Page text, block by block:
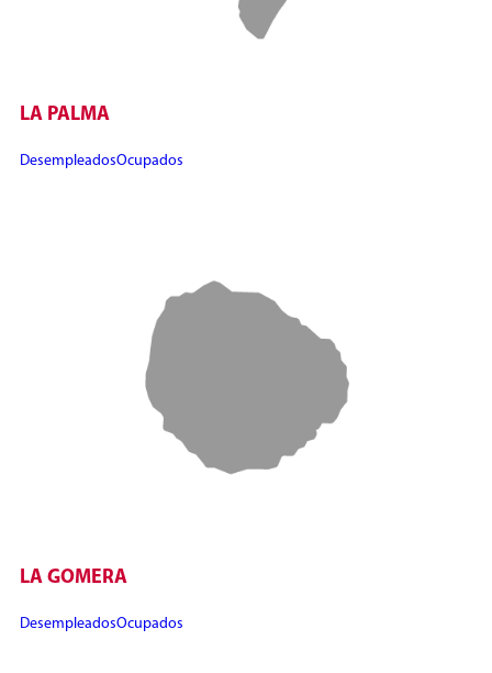
LA PALMA
DesempleadosOcupados
LA GOMERA
DesempleadosOcupados